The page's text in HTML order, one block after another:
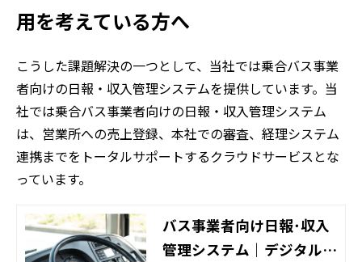
用を考えている方へ
こうした課題解決の一つとして、当社では乗合バス事業
者向けの日報・収入管理システムを提供しています。当
社では乗合バス事業者向けの日報・収入管理システム
は、営業所への売上登録、本社での審査、経理システム
連携までをトータルサポートするクラウドサービスとな
っています。
バス事業者向け日報･収入
管理システム｜デジタル活